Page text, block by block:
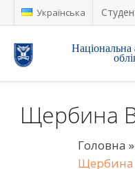
Українська
Національна
Щербина
Головна »
Щербина